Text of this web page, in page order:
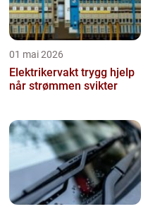
01 mai 2026
Elektrikervakt trygg hjelp
når strømmen svikter